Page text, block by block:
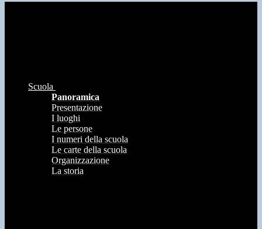
Scuola
Panoramica
Presentazione
I luoghi
Le persone
I numeri della scuola
Le carte della scuola
Organizzazione
La storia